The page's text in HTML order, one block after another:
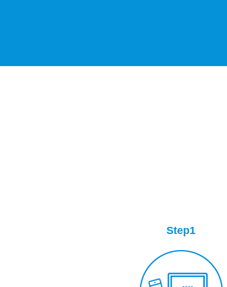
Step1